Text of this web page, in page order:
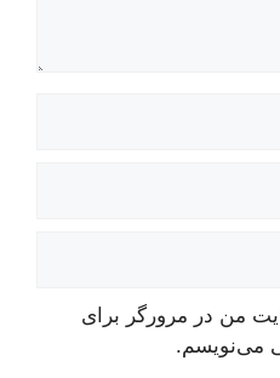
من در مرورگر برای
می‌نویسم.